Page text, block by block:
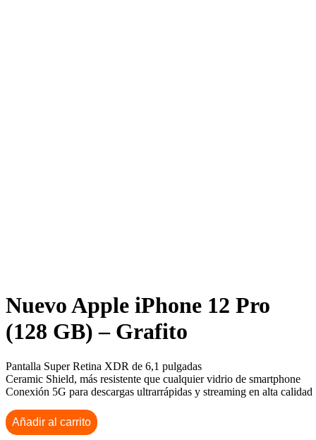
Nuevo Apple iPhone 12 Pro
(128 GB) – Grafito
Pantalla Super Retina XDR de 6,1 pulgadas
Ceramic Shield, más resistente que cualquier vidrio de smartphone
Conexión 5G para descargas ultrarrápidas y streaming en alta calidad
Añadir al carrito